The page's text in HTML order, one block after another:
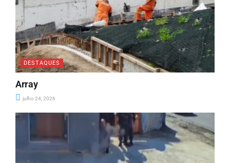
DESTAQUES
Array
julho 24, 2026